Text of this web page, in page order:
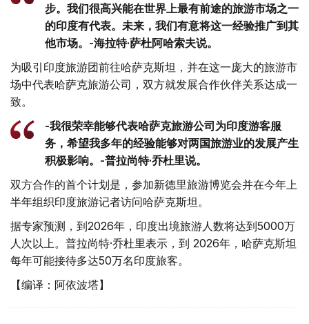
步。我们很高兴能在世界上最有前途的旅游市场之一
的印度有代表。未来，我们有意将这一经验推广到其
他市场。-海拉特·萨杜阿哈索夫说。
为吸引印度旅游团前往哈萨克斯坦，并在这一庞大的旅游市
场中代表哈萨克旅游公司，双方就发展合作伙伴关系达成一
致。
-我很荣幸能够代表哈萨克旅游公司为印度游客服
务，希望我多年的经验能够对两国旅游业的发展产生
积极影响。-普拉尚特·乔杜里说。
双方合作的首个计划是，参加新德里旅游博览会并在今年上
半年组织印度旅游记者访问哈萨克斯坦。
据专家预测，到2026年，印度出境旅游人数将达到5000万
人次以上。普拉尚特·乔杜里表示，到 2026年，哈萨克斯坦
每年可能接待多达50万名印度旅客。
【编译：阿依波塔】